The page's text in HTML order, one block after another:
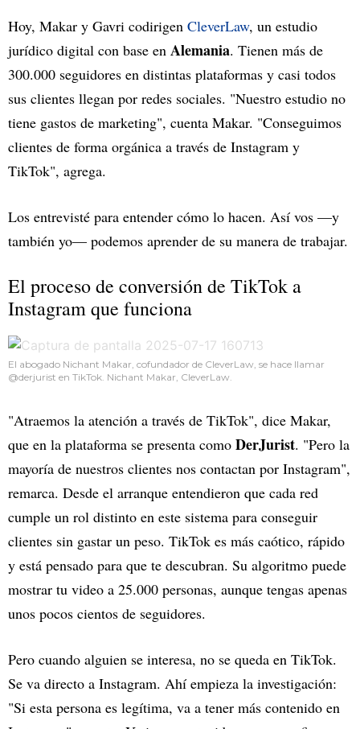
Hoy, Makar y Gavri codirigen CleverLaw, un estudio
jurídico digital con base en Alemania. Tienen más de
300.000 seguidores en distintas plataformas y casi todos
sus clientes llegan por redes sociales. "Nuestro estudio no
tiene gastos de marketing", cuenta Makar. "Conseguimos
clientes de forma orgánica a través de Instagram y
TikTok", agrega.
Los entrevisté para entender cómo lo hacen. Así vos —y
también yo— podemos aprender de su manera de trabajar.
El proceso de conversión de TikTok a
Instagram que funciona
El abogado Nichant Makar, cofundador de CleverLaw, se hace llamar
@derjurist en TikTok. Nichant Makar, CleverLaw.
"Atraemos la atención a través de TikTok", dice Makar,
que en la plataforma se presenta como DerJurist. "Pero la
mayoría de nuestros clientes nos contactan por Instagram",
remarca. Desde el arranque entendieron que cada red
cumple un rol distinto en este sistema para conseguir
clientes sin gastar un peso. TikTok es más caótico, rápido
y está pensado para que te descubran. Su algoritmo puede
mostrar tu video a 25.000 personas, aunque tengas apenas
unos pocos cientos de seguidores.
Pero cuando alguien se interesa, no se queda en TikTok.
Se va directo a Instagram. Ahí empieza la investigación:
"Si esta persona es legítima, va a tener más contenido en